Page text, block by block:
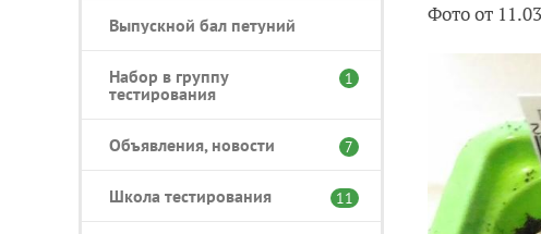
Выпускной бал петуний
Набор в группу
тестирования
1
Объявления, новости 7
Школа тестирования 11
Фото от